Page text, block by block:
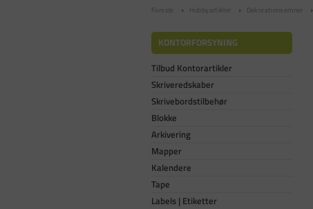
Forside Hobbyartikler Dekorationsemner
KONTORFORSYNING
Tilbud Kontorartikler
Skriveredskaber
Skrivebordstilbehør
Blokke
Arkivering
Mapper
Kalendere
Tape
Labels | Etiketter